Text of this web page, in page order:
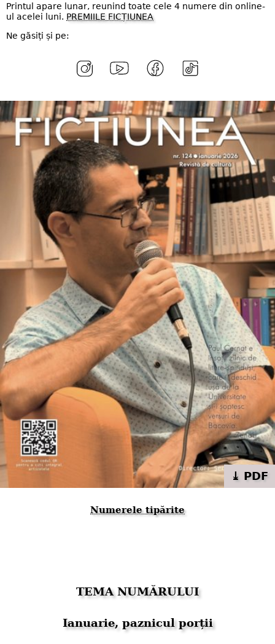
Printul apare lunar, reunind toate cele 4 numere din online-
ul acelei luni. PREMIILE FICȚIUNEA
Ne găsiți și pe:
⤓ PDF
Numerele tipărite
TEMA NUMĂRULUI
Ianuarie, paznicul porții